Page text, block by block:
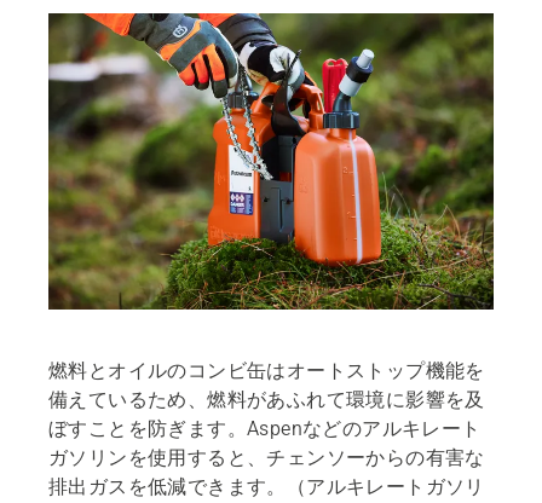
燃料とオイルのコンビ缶はオートストップ機能を
備えているため、燃料があふれて環境に影響を及
ぼすことを防ぎます。Aspenなどのアルキレート
ガソリンを使用すると、チェンソーからの有害な
排出ガスを低減できます。（アルキレートガソリ